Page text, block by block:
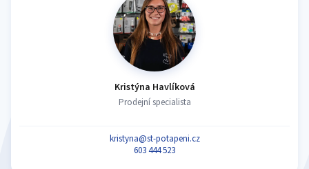
Kristýna Havlíková
Prodejní specialista
kristyna@st-potapeni.cz
603 444 523